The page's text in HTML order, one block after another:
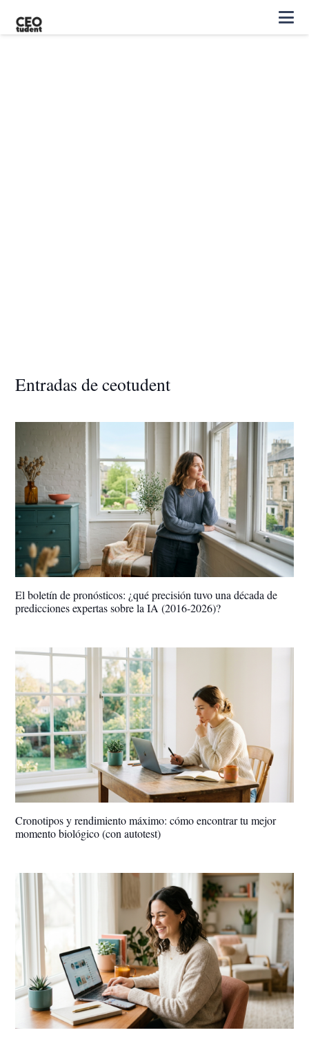
Entradas de ceotudent
El boletín de pronósticos: ¿qué precisión tuvo una década de
predicciones expertas sobre la IA (2016-2026)?
Cronotipos y rendimiento máximo: cómo encontrar tu mejor
momento biológico (con autotest)